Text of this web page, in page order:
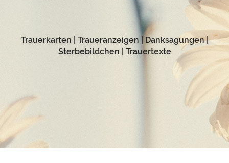
Trauerkarten Traueranzeigen |Danksagungen|
Sterbebildchen
Trauertexte